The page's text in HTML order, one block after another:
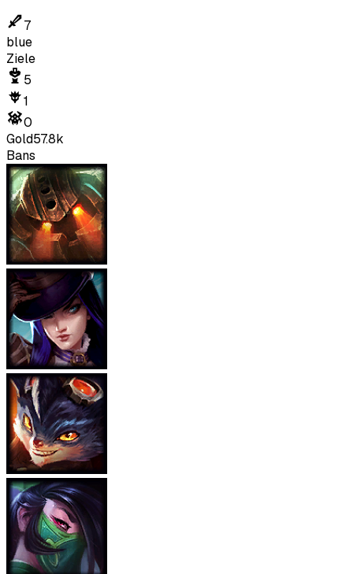
7
blue
Ziele
5
1
0
Gold57.8k
Bans